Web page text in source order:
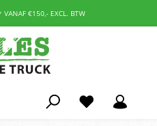
VANAF €150,- EXCL. BTW